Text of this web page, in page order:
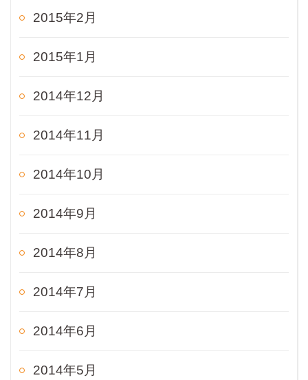
2015年2月
2015年1月
2014年12月
2014年11月
2014年10月
2014年9月
2014年8月
2014年7月
2014年6月
2014年5月